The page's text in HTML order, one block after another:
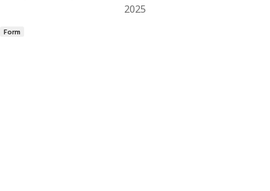
2025
Form